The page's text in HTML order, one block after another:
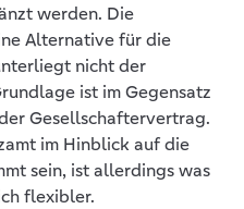
werden. Die
Alternative für die
nicht der
ist im Gegensatz
Gesellschaftervertrag.
im Hinblick auf die
sein, ist allerdings was
flexibler.